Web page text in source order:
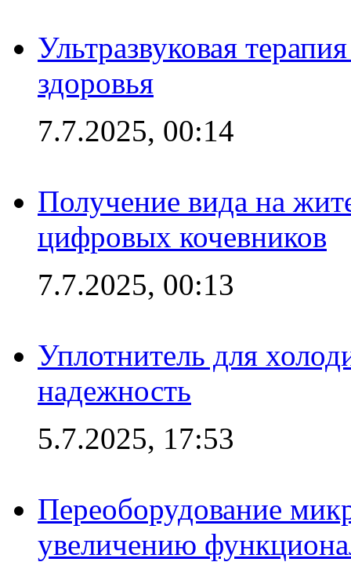
Ультразвуковая
здоровья
7.7.2025, 00:14
Получение вида на
цифровых кочевников
7.7.2025, 00:13
Уплотнитель для
надежность
5.7.2025, 17:53
Переоборудование
увеличению